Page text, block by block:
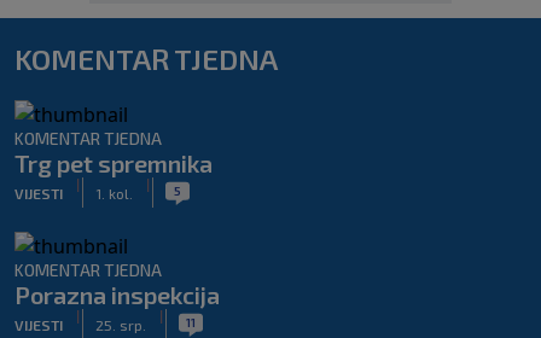
KOMENTAR TJEDNA
KOMENTAR TJEDNA
Trg pet spremnika
VIJESTI
|
1. kol.
| 5
KOMENTAR TJEDNA
Porazna inspekcija
VIJESTI
|
25. srp.
| 11